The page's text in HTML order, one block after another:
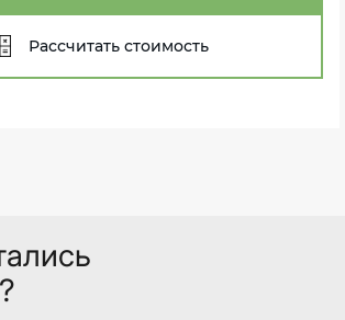
Рассчитать стоимость